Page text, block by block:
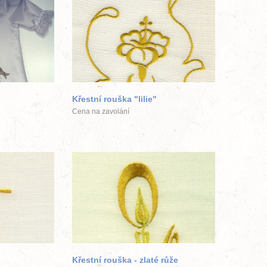
Cena: 0
Kč">větší
obrázek
Křestní rouška "lilie"
Cena na zavolání
větší obrázek
Křestní rouška - zlaté růže